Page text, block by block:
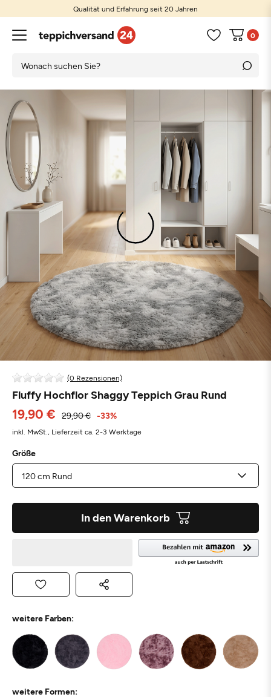
Qualität und Erfahrung seit 20 Jahren
0
(0 Rezensionen)
Fluffy Hochflor Shaggy Teppich Grau Rund
19,90 € 29,90 € -33%
inkl. MwSt., Lieferzeit ca. 2-3 Werktage
Größe
In den Warenkorb
weitere Farben:
weitere Formen: